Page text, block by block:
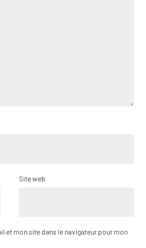
Site web
et mon site dans le navigateur pour mon